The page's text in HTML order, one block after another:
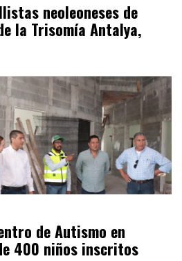
neoleoneses de
la Trisomía Antalya,
de Autismo en
400 niños inscritos